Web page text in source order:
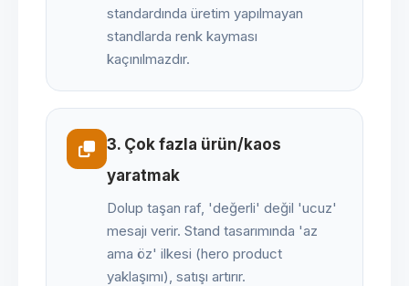
standardında üretim yapılmayan
standlarda renk kayması
kaçınılmazdır.
3. Çok fazla ürün/kaos
yaratmak
Dolup taşan raf, 'değerli' değil 'ucuz'
mesajı verir. Stand tasarımında 'az
ama öz' ilkesi (hero product
yaklaşımı), satışı artırır.